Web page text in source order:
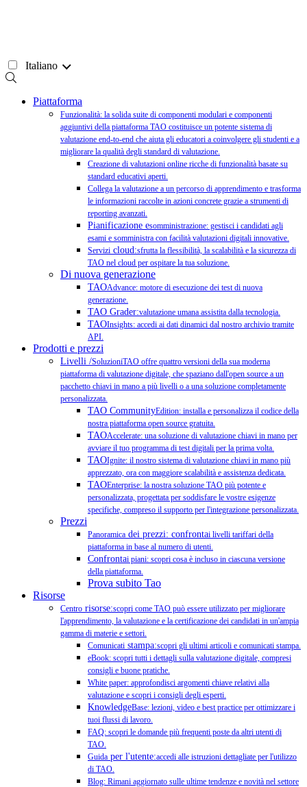
Italiano
Piattaforma
Funzionalità: la solida suite di componenti modulari e componenti
aggiuntivi della piattaforma TAO costituisce un potente sistema di
valutazione end-to-end che aiuta gli educatori a coinvolgere gli studenti e a
migliorare la qualità degli standard di valutazione.
Creazione di valutazioni online ricche di funzionalità basate su
standard educativi aperti.
Collega la valutazione a un percorso di apprendimento e trasforma
le informazioni raccolte in azioni concrete grazie a strumenti di
reporting avanzati.
Pianificazione esomministrazione: gestisci i candidati agli
esami e somministra con facilità valutazioni digitali innovative.
Servizi cloud:sfrutta la flessibilità, la scalabilità e la sicurezza di
TAO nel cloud per ospitare la tua soluzione.
Di nuova generazione
TAOAdvance: motore di esecuzione dei test di nuova
generazione.
TAO Grader:valutazione umana assistita dalla tecnologia.
TAOInsights: accedi ai dati dinamici dal nostro archivio tramite
API.
Prodotti e prezzi
Livelli /SoluzioniTAO offre quattro versioni della sua moderna
piattaforma di valutazione digitale, che spaziano dall'open source a un
pacchetto chiavi in mano a più livelli o a una soluzione completamente
personalizzata.
TAO CommunityEdition: installa e personalizza il codice della
nostra piattaforma open source gratuita.
TAOAccelerate: una soluzione di valutazione chiavi in mano per
avviare il tuo programma di test digitali per la prima volta.
TAOIgnite: il nostro sistema di valutazione chiavi in mano più
apprezzato, ora con maggiore scalabilità e assistenza dedicata.
TAOEnterprise: la nostra soluzione TAO più potente e
personalizzata, progettata per soddisfare le vostre esigenze
specifiche, compreso il supporto per l'integrazione personalizzata.
Prezzi
Panoramica dei prezzi: confrontai livelli tariffari della
piattaforma in base al numero di utenti.
Confrontai piani: scopri cosa è incluso in ciascuna versione
della piattaforma.
Prova subito Tao
Risorse
Centro risorse:scopri come TAO può essere utilizzato per migliorare
l'apprendimento, la valutazione e la certificazione dei candidati in un'ampia
gamma di materie e settori.
Comunicati stampa:scopri gli ultimi articoli e comunicati stampa.
eBook: scopri tutti i dettagli sulla valutazione digitale, compresi
consigli e buone pratiche.
White paper: approfondisci argomenti chiave relativi alla
valutazione e scopri i consigli degli esperti.
KnowledgeBase: lezioni, video e best practice per ottimizzare i
tuoi flussi di lavoro.
FAQ: scopri le domande più frequenti poste da altri utenti di
TAO.
Guida per l'utente:accedi alle istruzioni dettagliate per l'utilizzo
di TAO.
Blog: Rimani aggiornato sulle ultime tendenze e novità nel settore